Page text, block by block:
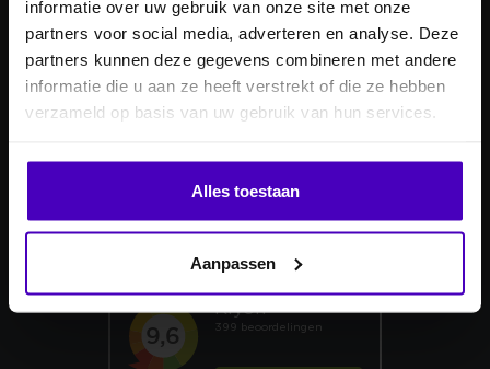
informatie over uw gebruik van onze site met onze
partners voor social media, adverteren en analyse. Deze
partners kunnen deze gegevens combineren met andere
informatie die u aan ze heeft verstrekt of die ze hebben
verzameld op basis van uw gebruik van hun services.
Alles toestaan
Aanpassen
+31 (0)492-335353
info@ingridvanberlo.nl
Reviews
.